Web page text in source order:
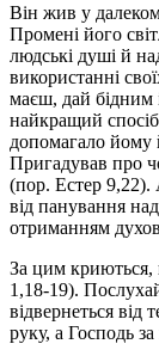
Він жив у
Промені його
людські душі й
використанні
маєш, дай бідним
найкращий
допомагало йому
Пригадував про
(пор. Естер 9,22).
від панування
отриманням
За цим криються,
1,18-19).
відвернеться
руку, а Господь